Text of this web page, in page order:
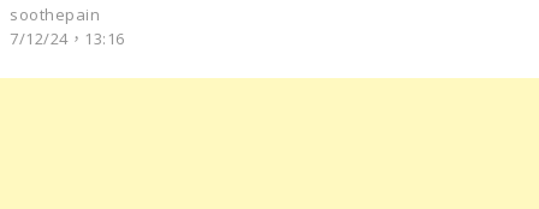
soothepain
7/12/24，13:16